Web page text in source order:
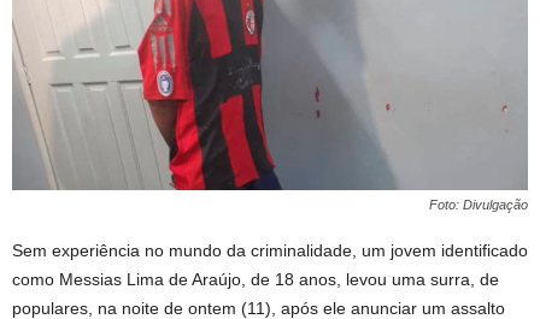
Foto: Divulgação
Sem experiência no mundo da criminalidade, um jovem identificado
como Messias Lima de Araújo, de 18 anos, levou uma surra, de
populares, na noite de ontem (11), após ele anunciar um assalto